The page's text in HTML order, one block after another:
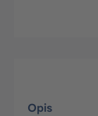
Opis